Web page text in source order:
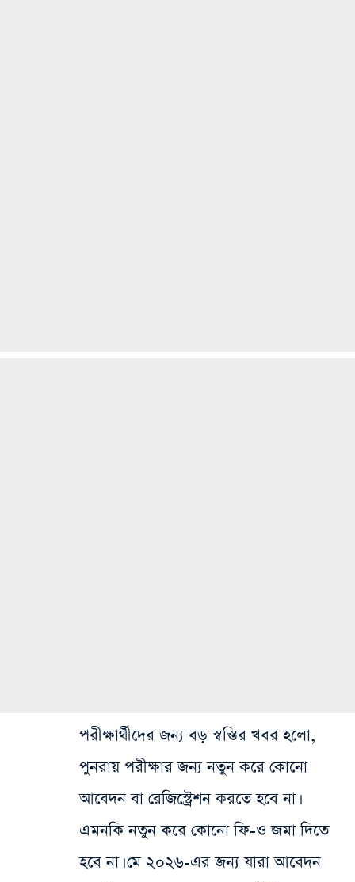
পরীক্ষার্থীদের জন্য বড় স্বস্তির খবর হলো,
পুনরায় পরীক্ষার জন্য নতুন করে কোনো
আবেদন বা রেজিস্ট্রেশন করতে হবে না।
এমনকি নতুন করে কোনো ফি-ও জমা দিতে
হবে না। মে ২০২৬-এর জন্য যারা আবেদন